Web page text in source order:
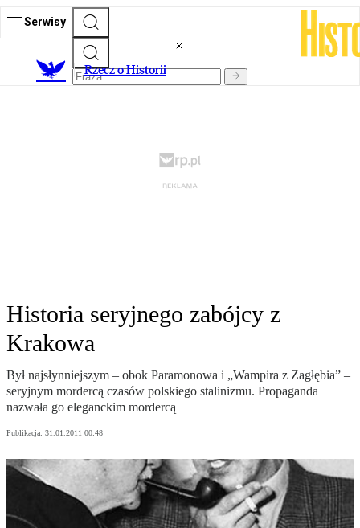
Serwisy
Rzecz o Historii
Historia seryjnego zabójcy z
Krakowa
Był najsłynniejszym – obok Paramonowa i „Wampira z Zagłębia” –
seryjnym mordercą czasów polskiego stalinizmu. Propaganda
nazwała go eleganckim mordercą
Publikacja: 31.01.2011 00:48